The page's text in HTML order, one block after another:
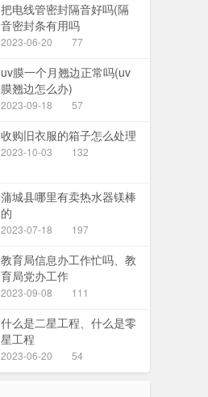
把电线管密封隔音好吗(隔
音密封条有用吗
2023-06-20 77
uv膜一个月翘边正常吗(uv
膜翘边怎么办)
2023-09-18 57
收购旧衣服的箱子怎么处理
2023-10-03 132
蒲城县哪里有卖热水器镁棒
的
2023-07-18 197
教育局信息办工作忙吗、教
育局党办工作
2023-09-08 111
什么是二星工程、什么是零
星工程
2023-06-20 54